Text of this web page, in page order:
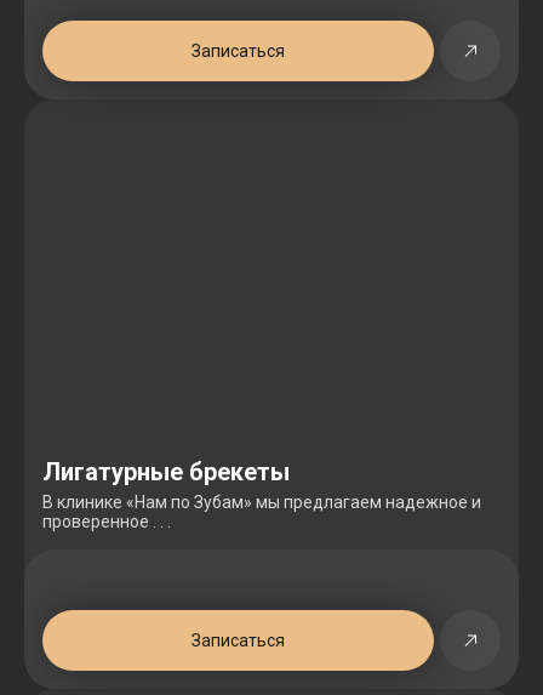
Записаться
Лигатурные брекеты
В клинике «Нам по Зубам» мы предлагаем надежное и
проверенное . . .
Записаться